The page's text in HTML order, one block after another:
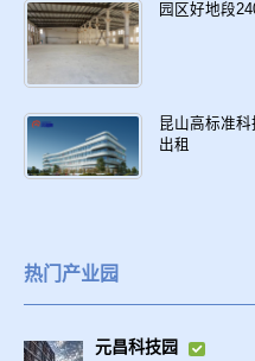
园区好地段
昆山高标准
出租
热门产业园
元昌科技园